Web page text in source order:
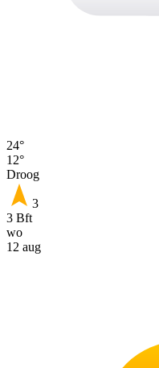
24°
12°
Droog
3
3 Bft
wo
12 aug